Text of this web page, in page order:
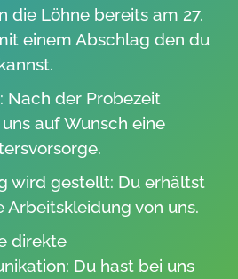
die Löhne bereits am 27.
einem Abschlag den du
Nach der Probezeit
auf Wunsch eine
wird gestellt: Du erhältst
Arbeitskleidung von uns.
direkte
Du hast bei uns